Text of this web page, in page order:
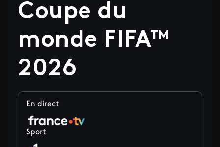
Coupe du
monde FIFA™
2026
En direct
Sport